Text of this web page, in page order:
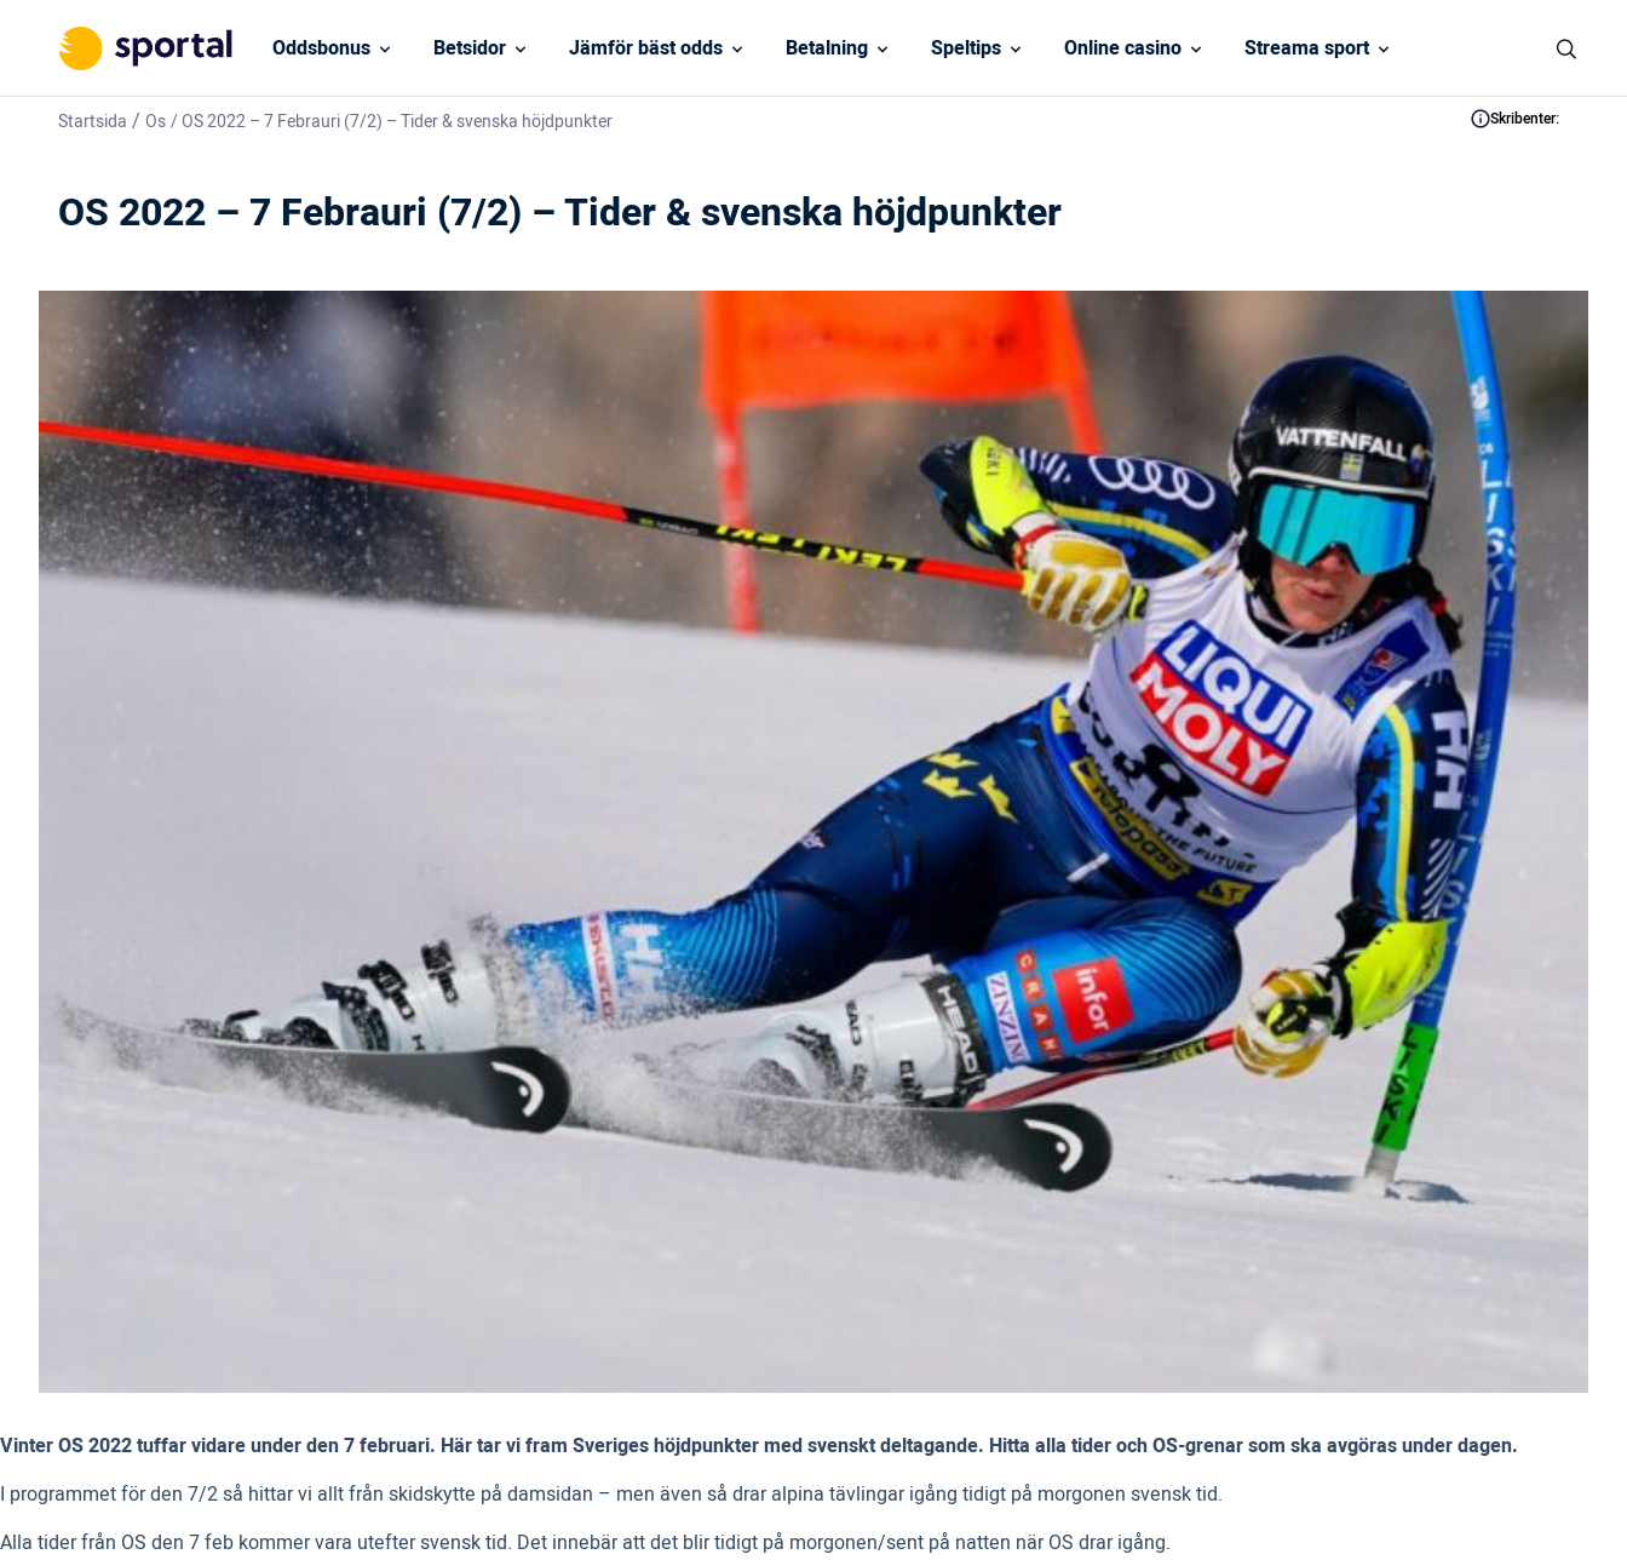
Oddsbonus Betsidor Jämför bäst odds Betalning Speltips Online casino Streama sport
Startsida / Os/OS 2022 – 7 Febrauri (7/2) – Tider & svenska höjdpunkter Skribenter:
OS 2022 – 7 Febrauri (7/2) – Tider & svenska höjdpunkter
Vinter OS 2022 tuffar vidare under den 7 februari. Här tar vi fram Sveriges höjdpunkter med svenskt deltagande. Hitta alla tider och OS-grenar som ska avgöras under dagen.
I programmet för den 7/2 så hittar vi allt från skidskytte på damsidan – men även så drar alpina tävlingar igång tidigt på morgonen svensk tid.
Alla tider från OS den 7 feb kommer vara utefter svensk tid. Det innebär att det blir tidigt på morgonen/sent på natten när OS drar igång.